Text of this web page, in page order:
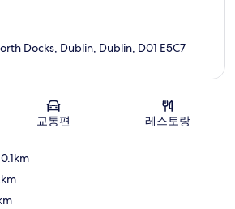
지도
Docks, Dublin, Dublin, D01 E5C7
교통편 레스토랑